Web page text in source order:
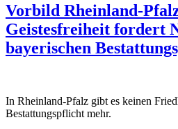
Vorbild Rheinland-
Geistesfreiheit fordert
bayerischen
In Rheinland-Pfalz gibt es keinen
Bestattungspflicht mehr.